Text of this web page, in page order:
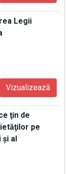
Legii
Vizualizează
ţin de
pe
şi al